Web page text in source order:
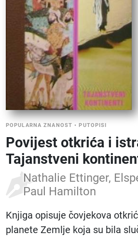
POPULARNA ZNANOST •PUTOPISI
Povijest otkrića i
Tajanstveni
Nathalie Ettinger,
Paul Hamilton
Knjiga opisuje čovjekova
planete Zemlje koja su bila